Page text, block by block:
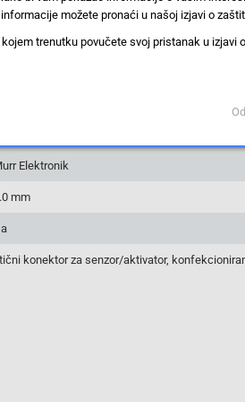
IP67 (u priključenom stanju)
°C
Elektronik
mm
konektor za senzor/aktivator,
možete pronaći u našoj izjavi o
trenutku povučete svoj pristanak u izjavi